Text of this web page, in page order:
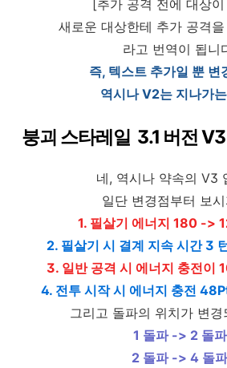
[추가 공격 전에 대상
새로운 대상한테 추가 공격
라고 번역이 됩니
즉, 텍스트 추가일 뿐 변
역시나 V2는 지나가
붕괴 스타레일 3.1 버전
네, 역시나 약속의 V3
일단 변경점부터 보
1. 필살기 에너지 180 ->
2. 필살기 시 결계 지속 시간 3
3. 일반 공격 시 에너지 충전이
4. 전투 시작 시 에너지 충전
그리고 돌파의 위치가 변경
1 돌파 -> 2 돌파
2 돌파 -> 4 돌파